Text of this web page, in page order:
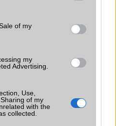
and its third-party tags to
purposes in below Google
of my
my
Advertising.
Use,
of my
with the
collected.